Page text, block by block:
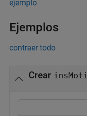
ejemplo
Ejemplos
contraer todo
Crear